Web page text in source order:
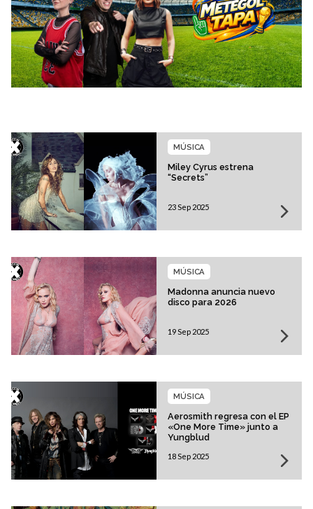
Miley Cyrus estrena
“Secrets”
MÚSICA
23 Sep 2025
Madonna anuncia nuevo
disco para 2026
MÚSICA
19 Sep 2025
Aerosmith regresa con el EP
«One More Time» junto a
Yungblud
MÚSICA
18 Sep 2025